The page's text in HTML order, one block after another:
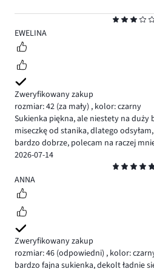
3
EWELINA
Zweryfikowany zakup
rozmiar: 42 (za mały) , kolor: czarny
Sukienka piękna, ale niestety na duży
miseczkę od stanika, dlatego
bardzo dobrze, polecam na raczej
2026-07-14
5
ANNA
Zweryfikowany zakup
rozmiar: 46 (odpowiedni) , kolor:
bardzo fajna sukienka, dekolt ładnie